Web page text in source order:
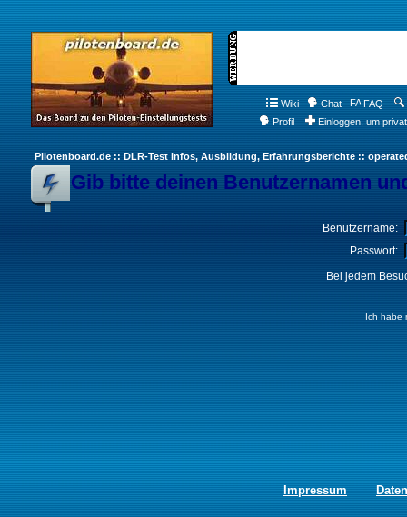
Wiki Chat FAQ
Profil
Einloggen, um
Pilotenboard.de :: DLR-Test Infos, Ausbildung, Erfahrungsberichte ::
Gib bitte deinen Benutzernamen
Benutzername:
Passwort:
Bei jedem
Ich habe
Impressum